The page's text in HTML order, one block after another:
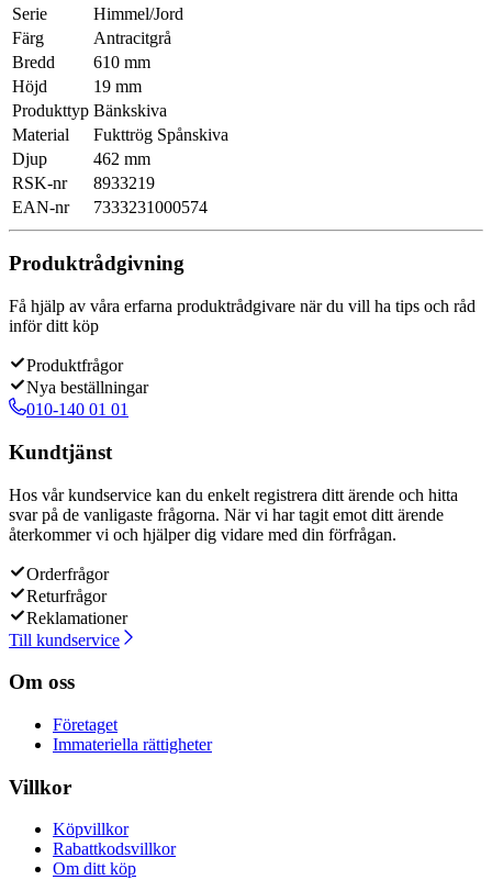
Serie
Himmel/Jord
Färg
Antracitgrå
Bredd
610 mm
Höjd
19 mm
Produkttyp Bänkskiva
Material
Fukttrög Spånskiva
Djup
462 mm
RSK-nr
8933219
EAN-nr
7333231000574
Produktrådgivning
Få hjälp av våra erfarna produktrådgivare när du vill ha tips och råd
inför ditt köp
Produktfrågor
Nya beställningar
010-140 01 01
Kundtjänst
Hos vår kundservice kan du enkelt registrera ditt ärende och hitta
svar på de vanligaste frågorna. När vi har tagit emot ditt ärende
återkommer vi och hjälper dig vidare med din förfrågan.
Orderfrågor
Returfrågor
Reklamationer
Till kundservice
Om oss
Företaget
Immateriella rättigheter
Villkor
Köpvillkor
Rabattkodsvillkor
Om ditt köp